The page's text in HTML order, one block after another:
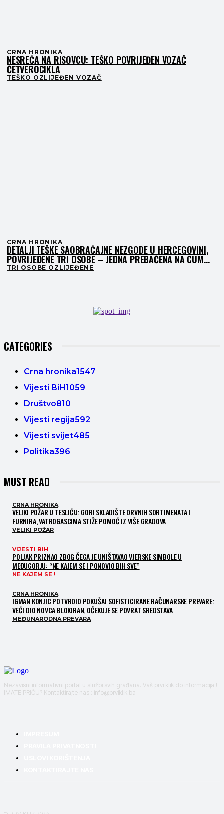
CRNA HRONIKA
NESREĆA NA RISOVCU: TEŠKO POVRIJEĐEN VOZAČ
ČETVEROCIKLA
TEŠKO OZLIJEĐEN VOZAČ
CRNA HRONIKA
DETALJI TEŠKE SAOBRAĆAJNE NEZGODE U HERCEGOVINI,
POVRIJEĐENE TRI OSOBE – JEDNA PREBAČENA NA CUM
MOSTAR
TRI OSOBE OZLIJEĐENE
CATEGORIES
Crna hronika1547
Vijesti BiH1059
Društvo810
Vijesti regija592
Vijesti svijet485
Politika396
MUST READ
CRNA HRONIKA
VELIKI POŽAR U TESLIĆU: GORI SKLADIŠTE DRVNIH SORTIMENATA I
FURNIRA, VATROGASCIMA STIŽE POMOĆ IZ VIŠE GRADOVA
VELIKI POŽAR
VIJESTI BIH
POLJAK PRIZNAO ZBOG ČEGA JE UNIŠTAVAO VJERSKE SIMBOLE U
MEĐUGORJU: “NE KAJEM SE I PONOVIO BIH SVE”
NE KAJEM SE !
CRNA HRONIKA
IGMAN KONJIC POTVRDIO POKUŠAJ SOFISTICIRANE RAČUNARSKE PREVARE:
VEĆI DIO NOVCA BLOKIRAN, OČEKUJE SE POVRAT SREDSTAVA
MEĐUNARODNA PREVARA
Nezavisni informativni portal u službi svih građana. Vaš prvi klik do informacija !
IMATE PRIČU? Kontaktirajte nas : info@prviklik.ba